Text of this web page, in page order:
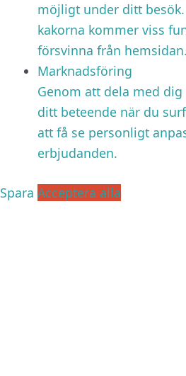
möjligt under ditt
kakorna kommer viss
försvinna från hemsidan.
Marknadsföring
Genom att dela med
ditt beteende när du
att få se personligt
erbjudanden.
Spara Acceptera alla